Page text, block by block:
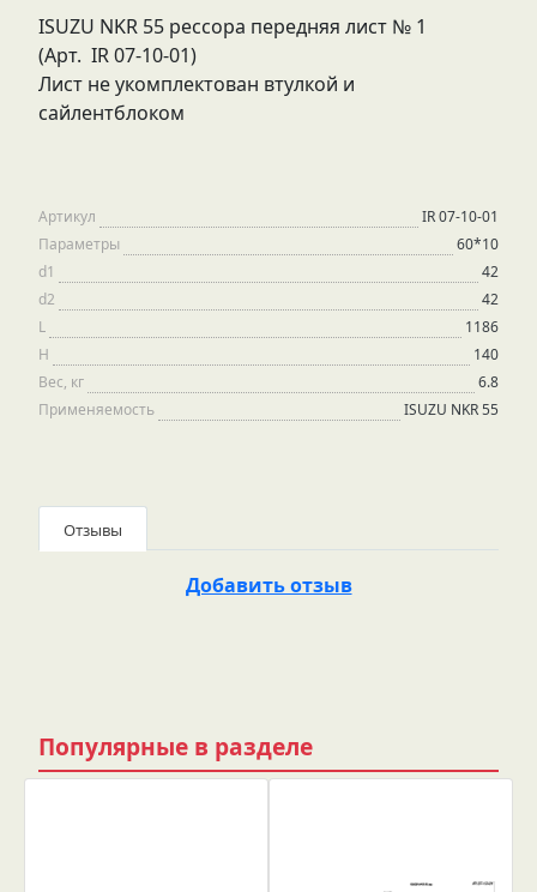
ISUZU NKR 55 рессора передняя лист № 1
(Арт. IR 07-10-01)
Лист не укомплектован втулкой и
сайлентблоком
Артикул
IR 07-10-01
Параметры
60*10
d1
42
d2
42
L
1186
H
140
Вес, кг
6.8
Применяемость
ISUZU NKR 55
Отзывы
Добавить отзыв
Популярные в разделе